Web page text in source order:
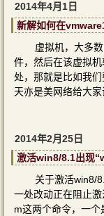
2014年4月1日
新解如何在
虚拟机，大多
件，然后在该虚拟
处，那就是比如我
天亦是美网络给大
2014年2月25日
激活win8/8.1出现
关于激活win8/
一处改动正在阻止
m这两个命令，一